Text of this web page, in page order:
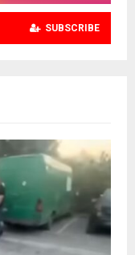
SUBSCRIBE